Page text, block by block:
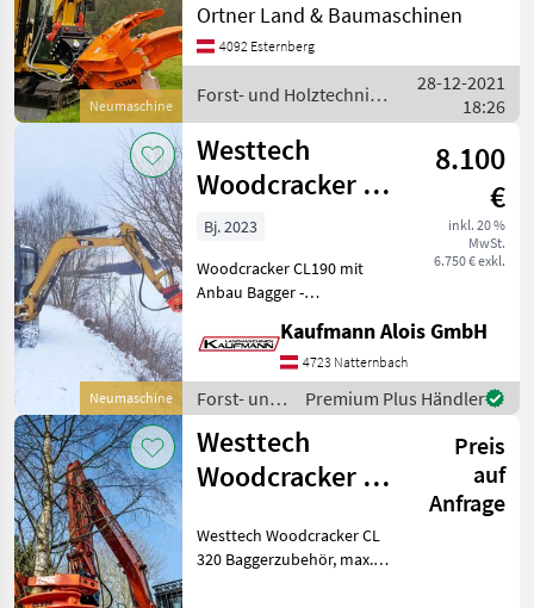
Neumaschine
oder
Zylinderschwenkeinheit
gegen Aufpreis möglich.
max. Schnittdurchmesse
Ortner Land & Baumaschinen
4092 Esternberg
Forst- und Holztechnik
/ Westtech
28-12-2021
18:26
Neumaschine
Westtech
Woodcracker CL
190 mit
Sammelgreifer
8.100
€
inkl. 20 %
MwSt.
6.750 € exkl.
Bj. 2023
Woodcracker CL190 mit
Anbau Bagger -
Lagernd inkl.
Sammelgreifer Maschine ist
lagernd Technische Daten:
Schneiddurchmesser
Weichholz: 2
Kaufmann Alois GmbH
4723 Natternbach
Forst- und
Holztechnik
/ Westtech
Premium Plus Händler
Westtech
Woodcracker CL
Preis
auf
Anfrage
Westtech Woodcracker CL
320 Baggerzubehör, max.